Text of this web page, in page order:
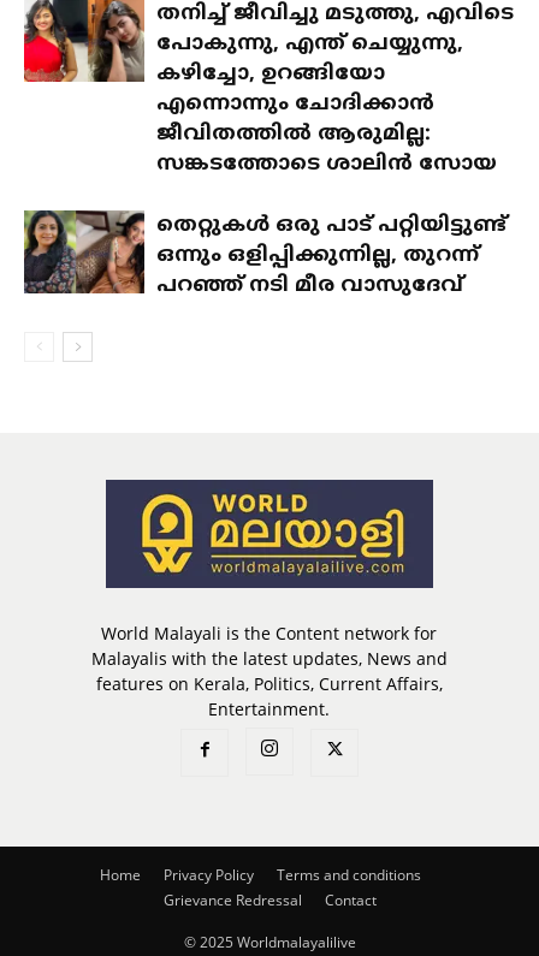
തനിച്ച് ജീവിച്ചു മടുത്തു, എവിടെ
പോകുന്നു, എന്ത് ചെയ്യുന്നു,
കഴിച്ചോ, ഉറങ്ങിയോ
എന്നൊന്നും ചോദിക്കാൻ
ജീവിതത്തിൽ ആരുമില്ല:
സങ്കടത്തോടെ ശാലിൻ സോയ
തെറ്റുകൾ ഒരു പാട് പറ്റിയിട്ടുണ്ട്
ഒന്നും ഒളിപ്പിക്കുന്നില്ല, തുറന്ന്
പറഞ്ഞ് നടി മീര വാസുദേവ്
World Malayali is the Content network for
Malayalis with the latest updates, News and
features on Kerala, Politics, Current Affairs,
Entertainment.
Home Privacy Policy
Terms and conditions
Grievance Redressal
Contact
© 2025 Worldmalayalilive